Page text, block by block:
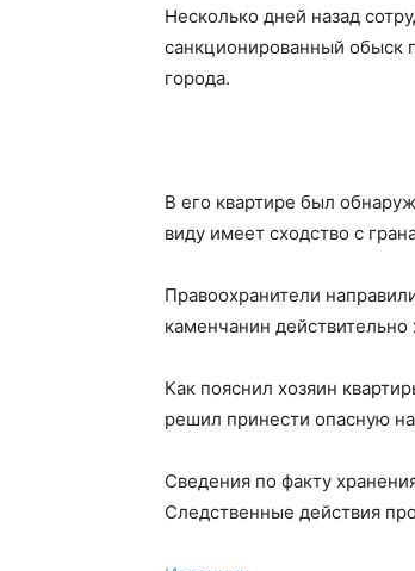
Несколько дней назад
санкционированный
города.
В его квартире был
виду имеет сходство с
Правоохранители
каменчанин
Как пояснил хозяин
решил принести опасную
Сведения по факту
Следственные действия